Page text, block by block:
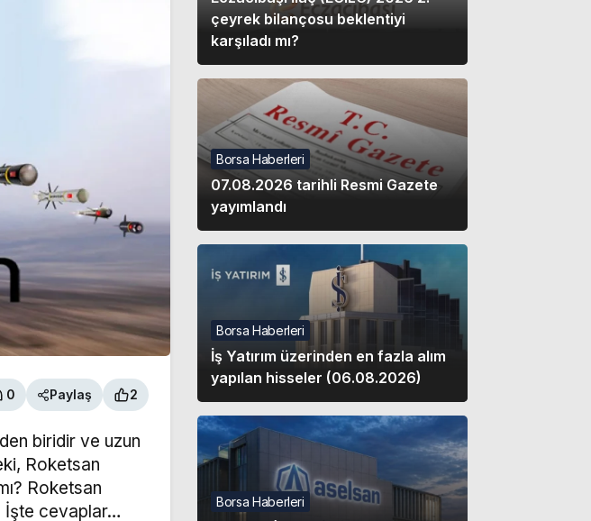
0 Paylaş 2
biridir ve uzun
Roketsan
Roketsan
İşte cevaplar…
çeyrek bilançosu beklentiyi
karşıladı mı?
Borsa Haberleri
07.08.2026 tarihli Resmi Gazete
yayımlandı
Borsa Haberleri
İş Yatırım üzerinden en fazla alım
yapılan hisseler (06.08.2026)
Borsa Haberleri